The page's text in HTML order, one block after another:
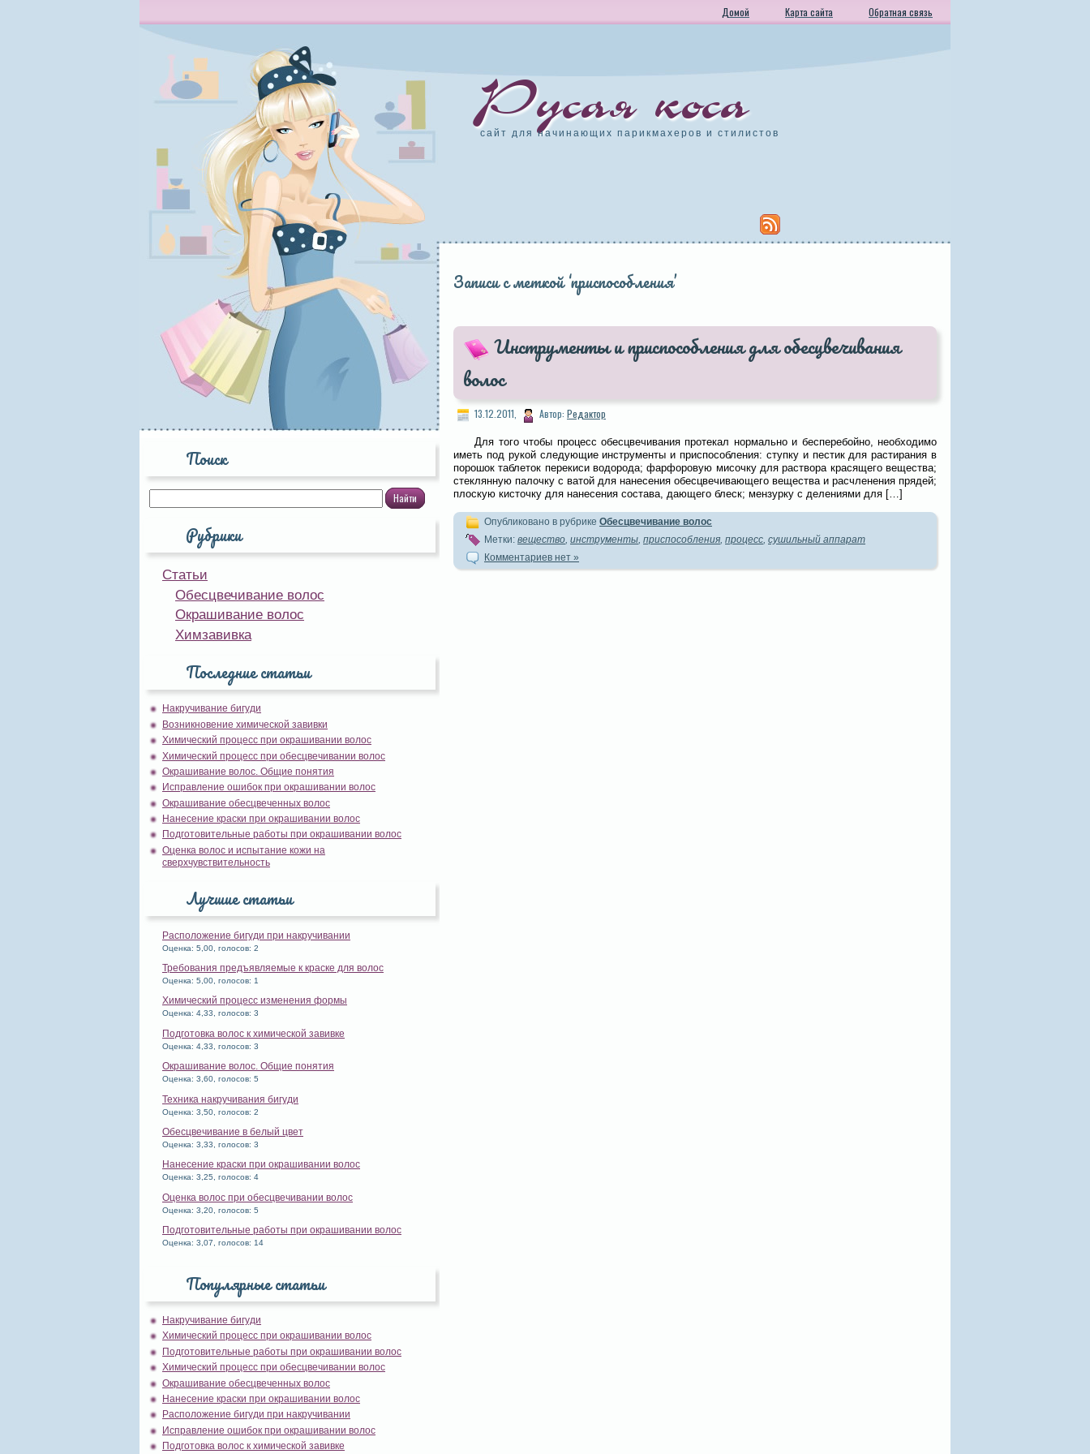
Домой Карта сайта Обратная связь
Русая коса
сайт для начинающих парикмахеров и стилистов
Поиск
Рубрики
Статьи
Обесцвечивание волос
Окрашивание волос
Химзавивка
Последние статьи
Накручивание бигуди
Возникновение химической завивки
Химический процесс при окрашивании волос
Химический процесс при обесцвечивании волос
Окрашивание волос. Общие понятия
Исправление ошибок при окрашивании волос
Окрашивание обесцвеченных волос
Нанесение краски при окрашивании волос
Подготовительные работы при окрашивании волос
Оценка волос и испытание кожи на
сверхчувствительность
Лучшие статьи
Расположение бигуди при накручивании
Оценка: 5,00, голосов: 2
Требования предъявляемые к краске для волос
Оценка: 5,00, голосов: 1
Химический процесс изменения формы
Оценка: 4,33, голосов: 3
Подготовка волос к химической завивке
Оценка: 4,33, голосов: 3
Окрашивание волос. Общие понятия
Оценка: 3,60, голосов: 5
Техника накручивания бигуди
Оценка: 3,50, голосов: 2
Обесцвечивание в белый цвет
Оценка: 3,33, голосов: 3
Нанесение краски при окрашивании волос
Оценка: 3,25, голосов: 4
Оценка волос при обесцвечивании волос
Оценка: 3,20, голосов: 5
Подготовительные работы при окрашивании волос
Оценка: 3,07, голосов: 14
Популярные статьи
Накручивание бигуди
Химический процесс при окрашивании волос
Подготовительные работы при окрашивании волос
Химический процесс при обесцвечивании волос
Окрашивание обесцвеченных волос
Нанесение краски при окрашивании волос
Расположение бигуди при накручивании
Исправление ошибок при окрашивании волос
Подготовка волос к химической завивке
Записи с меткой ‘приспособления’
Инструменты и приспособления для обесцвечивания
волос
13.12.2011, Автор: Редактор
Для того чтобы процесс обесцвечивания протекал нормально и бесперебойно, необходимо
иметь под рукой следующие инструменты и приспособления: ступку и пестик для растирания в
порошок таблеток перекиси водорода; фарфоровую мисочку для раствора красящего вещества;
стеклянную палочку с ватой для нанесения обесцвечивающего вещества и расчленения прядей;
плоскую кисточку для нанесения состава, дающего блеск; мензурку с делениями для […]
Опубликовано в рубрике Обесцвечивание волос
Метки: вещество, инструменты, приспособления, процесс, сушильный аппарат
Комментариев нет »